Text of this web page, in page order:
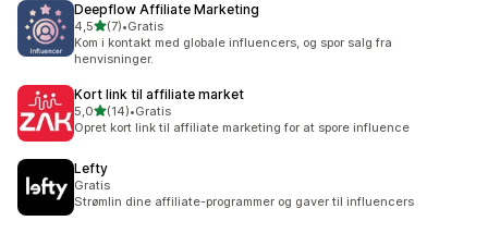
Deepflow Affiliate Marketing
4,5ud af 5 stjerner
(7)
7 anmeldelser i alt
•Gratis
Kom i kontakt med globale influencers, og spor salg fra
henvisninger.
Kort link til affiliate market
5,0ud af 5 stjerner
(14)
14 anmeldelser i alt
•Gratis
Opret kort link til affiliate marketing for at spore influence
Lefty
Gratis
Strømlin dine affiliate-programmer og gaver til influencers